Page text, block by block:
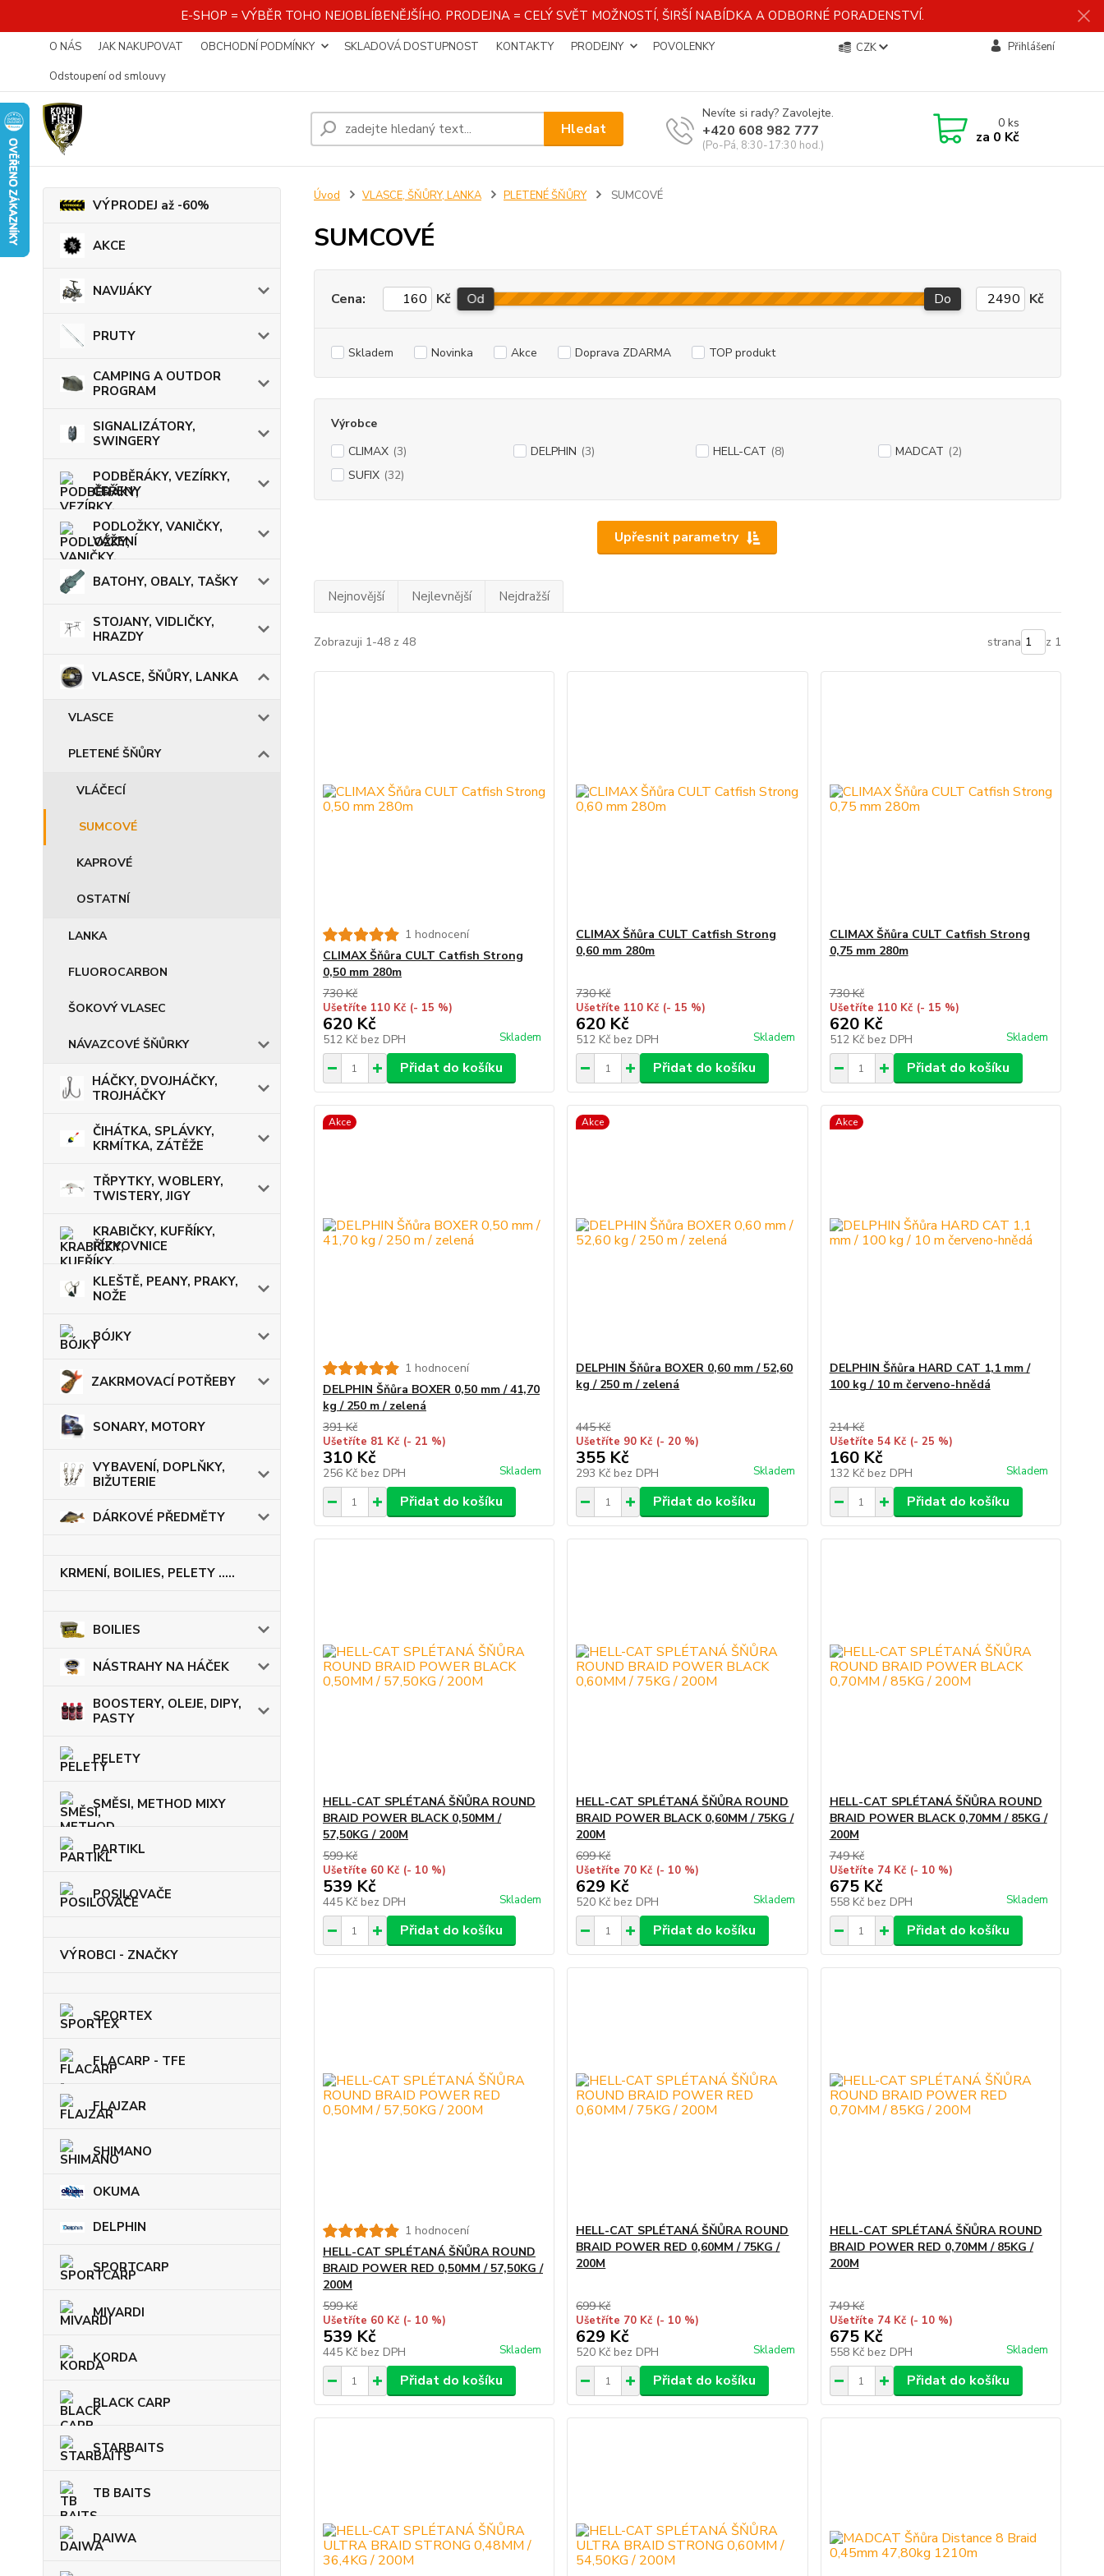
E-SHOP = VÝBĚR TOHO NEJOBLÍBENĚJŠÍHO. PRODEJNA = CELÝ SVĚT MOŽNOSTÍ, ŠIRŠÍ NABÍDKA A ODBORNÉ PORADENSTVÍ.
O NÁS JAK NAKUPOVAT OBCHODNÍ PODMÍNKY SKLADOVÁ DOSTUPNOST KONTAKTY PRODEJNY
POVOLENKY
Odstoupení od smlouvy
CZK Přihlášení
Hledat
Nevíte si rady? Zavolejte.
+420 608 982 777
(Po-Pá, 8:30-17:30 hod.)
0ks
za 0 Kč
VÝPRODEJ až -60%
AKCE
NAVIJÁKY
PRUTY
CAMPING A OUTDOR
PROGRAM
SIGNALIZÁTORY,
SWINGERY
PODBĚRÁKY, VEZÍRKY,
ČEŘENY
PODLOŽKY, VANIČKY,
VÁŽENÍ
BATOHY, OBALY, TAŠKY
STOJANY, VIDLIČKY,
HRAZDY
VLASCE, ŠŇŮRY, LANKA
VLASCE
PLETENÉ ŠŇŮRY
VLÁČECÍ
SUMCOVÉ
KAPROVÉ
OSTATNÍ
LANKA
FLUOROCARBON
ŠOKOVÝ VLASEC
NÁVAZCOVÉ ŠŇŮRKY
HÁČKY, DVOJHÁČKY,
TROJHÁČKY
ČIHÁTKA, SPLÁVKY,
KRMÍTKA, ZÁTĚŽE
TŘPYTKY, WOBLERY,
TWISTERY, JIGY
KRABIČKY, KUFŘÍKY,
ŘÍZKOVNICE
KLEŠTĚ, PEANY, PRAKY,
NOŽE
BÓJKY
ZAKRMOVACÍ POTŘEBY
SONARY, MOTORY
VYBAVENÍ, DOPLŇKY,
BIŽUTERIE
DÁRKOVÉ PŘEDMĚTY
KRMENÍ, BOILIES, PELETY .....
BOILIES
NÁSTRAHY NA HÁČEK
BOOSTERY, OLEJE, DIPY,
PASTY
PELETY
SMĚSI, METHOD MIXY
PARTIKL
POSILOVAČE
VÝROBCI - ZNAČKY
SPORTEX
FLACARP - TFE
FLAJZAR
SHIMANO
OKUMA
DELPHIN
SPORTCARP
MIVARDI
KORDA
BLACK CARP
STARBAITS
TB BAITS
DAIWA
Úvod VLASCE, ŠŇŮRY, LANKA PLETENÉ ŠŇŮRY SUMCOVÉ
SUMCOVÉ
Upřesnit parametry
Cena: Kč Od Do Kč
Skladem Novinka Akce Doprava ZDARMA TOP produkt
Výrobce
CLIMAX (3) DELPHIN (3) HELL-CAT (8) MADCAT (2)
SUFIX (32)
Nejnovější Nejlevnější Nejdražší
Zobrazuji 1-48 z 48 strana z 1
1 hodnocení
CLIMAX Šňůra CULT Catfish Strong
0,50 mm 280m
730 Kč
Ušetříte 110 Kč (- 15 %)
620 Kč
512 Kč bez DPH Skladem
Přidat do košíku
CLIMAX Šňůra CULT Catfish Strong
0,60 mm 280m
730 Kč
Ušetříte 110 Kč (- 15 %)
620 Kč
512 Kč bez DPH Skladem
Přidat do košíku
CLIMAX Šňůra CULT Catfish Strong
0,75 mm 280m
730 Kč
Ušetříte 110 Kč (- 15 %)
620 Kč
512 Kč bez DPH Skladem
Přidat do košíku
Akce
1 hodnocení
DELPHIN Šňůra BOXER 0,50 mm / 41,70
kg / 250 m / zelená
391 Kč
Ušetříte 81 Kč (- 21 %)
310 Kč
256 Kč bez DPH Skladem
Přidat do košíku
Akce
DELPHIN Šňůra BOXER 0,60 mm / 52,60
kg / 250 m / zelená
445 Kč
Ušetříte 90 Kč (- 20 %)
355 Kč
293 Kč bez DPH Skladem
Přidat do košíku
Akce
DELPHIN Šňůra HARD CAT 1,1 mm /
100 kg / 10 m červeno-hnědá
214 Kč
Ušetříte 54 Kč (- 25 %)
160 Kč
132 Kč bez DPH Skladem
Přidat do košíku
HELL-CAT SPLÉTANÁ ŠŇŮRA ROUND
BRAID POWER BLACK 0,50MM /
57,50KG / 200M
599 Kč
Ušetříte 60 Kč (- 10 %)
539 Kč
445 Kč bez DPH Skladem
Přidat do košíku
HELL-CAT SPLÉTANÁ ŠŇŮRA ROUND
BRAID POWER BLACK 0,60MM / 75KG /
200M
699 Kč
Ušetříte 70 Kč (- 10 %)
629 Kč
520 Kč bez DPH Skladem
Přidat do košíku
HELL-CAT SPLÉTANÁ ŠŇŮRA ROUND
BRAID POWER BLACK 0,70MM / 85KG /
200M
749 Kč
Ušetříte 74 Kč (- 10 %)
675 Kč
558 Kč bez DPH Skladem
Přidat do košíku
1 hodnocení
HELL-CAT SPLÉTANÁ ŠŇŮRA ROUND
BRAID POWER RED 0,50MM / 57,50KG /
200M
599 Kč
Ušetříte 60 Kč (- 10 %)
539 Kč
445 Kč bez DPH Skladem
Přidat do košíku
HELL-CAT SPLÉTANÁ ŠŇŮRA ROUND
BRAID POWER RED 0,60MM / 75KG /
200M
699 Kč
Ušetříte 70 Kč (- 10 %)
629 Kč
520 Kč bez DPH Skladem
Přidat do košíku
HELL-CAT SPLÉTANÁ ŠŇŮRA ROUND
BRAID POWER RED 0,70MM / 85KG /
200M
749 Kč
Ušetříte 74 Kč (- 10 %)
675 Kč
558 Kč bez DPH Skladem
Přidat do košíku